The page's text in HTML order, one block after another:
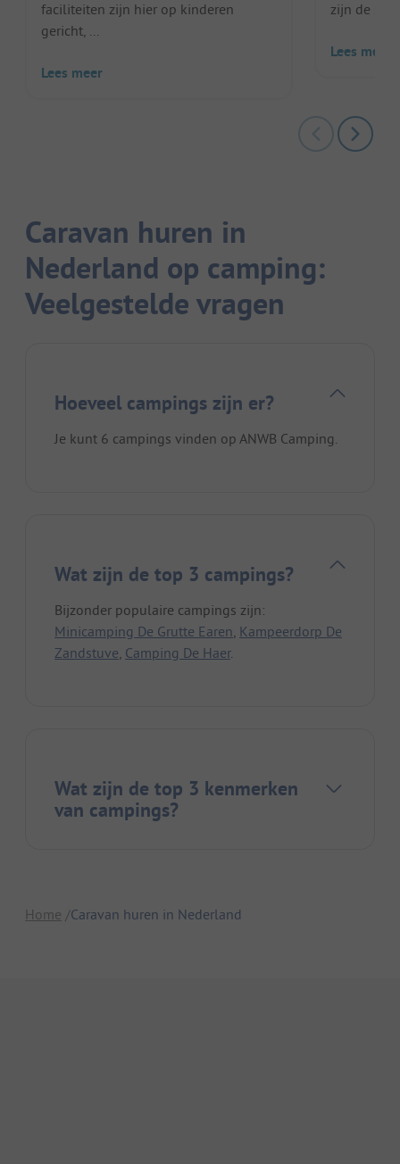
faciliteiten zijn hier op kinderen
gericht, ...
Lees meer
zijn de
Lees meer
Caravan huren in
Nederland op camping:
Veelgestelde vragen
Hoeveel campings zijn er?
Je kunt 6 campings vinden op ANWB Camping.
Wat zijn de top 3 campings?
Bijzonder populaire campings zijn:
Minicamping De Grutte Earen, Kampeerdorp De
Zandstuve, Camping De Haer.
Wat zijn de top 3 kenmerken
van campings?
Home Caravan huren in Nederland